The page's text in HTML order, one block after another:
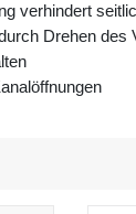
verhindert
Drehen des